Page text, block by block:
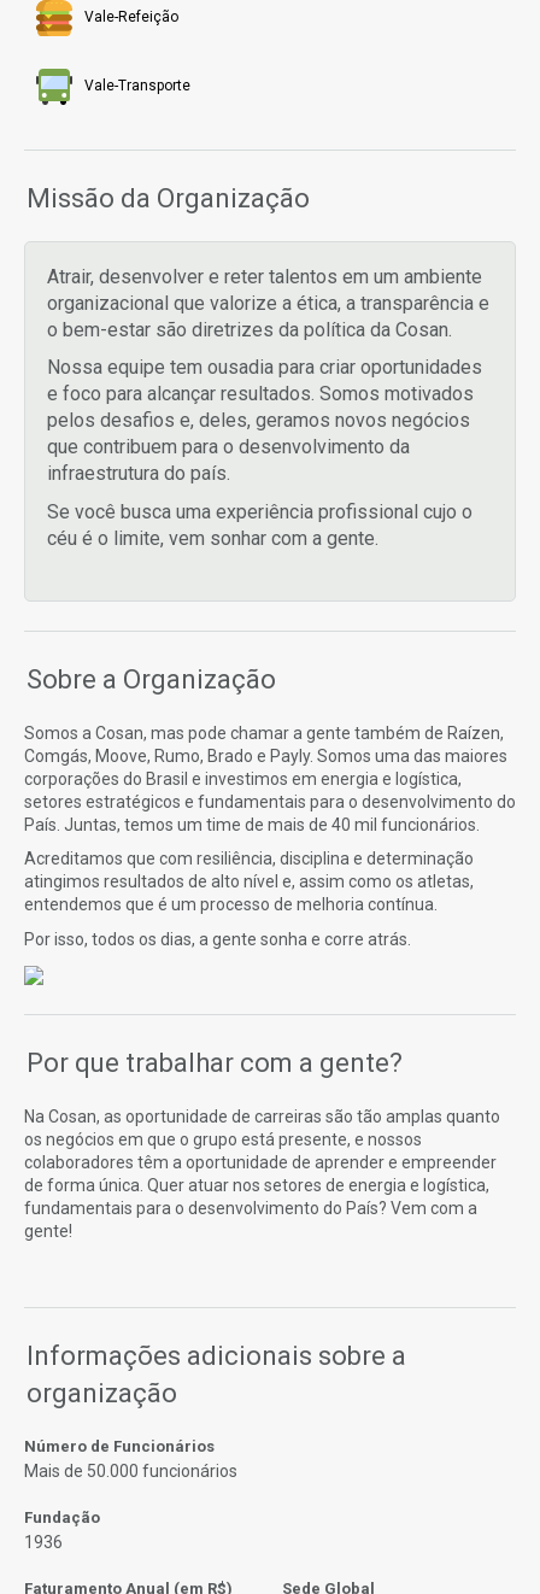
Vale-Refeição
Vale-Transporte
Missão da Organização
Atrair, desenvolver e reter talentos em um ambiente
organizacional que valorize a ética, a transparência e
o bem-estar são diretrizes da política da Cosan.
Nossa equipe tem ousadia para criar oportunidades
e foco para alcançar resultados. Somos motivados
pelos desafios e, deles, geramos novos negócios
que contribuem para o desenvolvimento da
infraestrutura do país.
Se você busca uma experiência profissional cujo o
céu é o limite, vem sonhar com a gente.
Sobre a Organização
Somos a Cosan, mas pode chamar a gente também de Raízen,
Comgás, Moove, Rumo, Brado e Payly. Somos uma das maiores
corporações do Brasil e investimos em energia e logística,
setores estratégicos e fundamentais para o desenvolvimento do
País. Juntas, temos um time de mais de 40 mil funcionários.
Acreditamos que com resiliência, disciplina e determinação
atingimos resultados de alto nível e, assim como os atletas,
entendemos que é um processo de melhoria contínua.
Por isso, todos os dias, a gente sonha e corre atrás.
Por que trabalhar com a gente?
Na Cosan, as oportunidade de carreiras são tão amplas quanto
os negócios em que o grupo está presente, e nossos
colaboradores têm a oportunidade de aprender e empreender
de forma única. Quer atuar nos setores de energia e logística,
fundamentais para o desenvolvimento do País? Vem com a
gente!
Informações adicionais sobre a
organização
Número de Funcionários
Mais de 50.000 funcionários
Fundação
1936
Faturamento Anual (em R$) Sede Global